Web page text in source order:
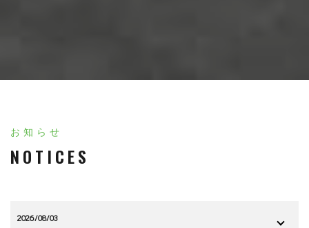
お知らせ
NOTICES
2026/08/03